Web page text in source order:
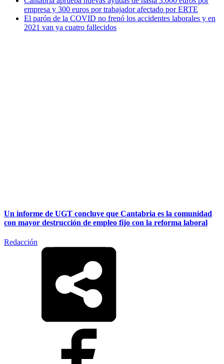
empresa y 300 euros por trabajador afectado por ERTE
El parón de la COVID no frenó los accidentes laborales y en
2021 van ya cuatro fallecidos
Un informe de UGT concluye que Cantabria es la comunidad
con mayor destrucción de empleo fijo con la reforma laboral
Redacción